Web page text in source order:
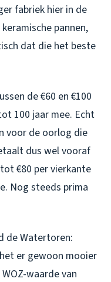
fabriek hier in de
pannen,
dat die het beste
de €60 en €100
100 jaar mee. Echt
voor de oorlog die
dus wel vooraf
€80 per vierkante
Nog steeds prima
de Watertoren:
er gewoon mooier
waarde van